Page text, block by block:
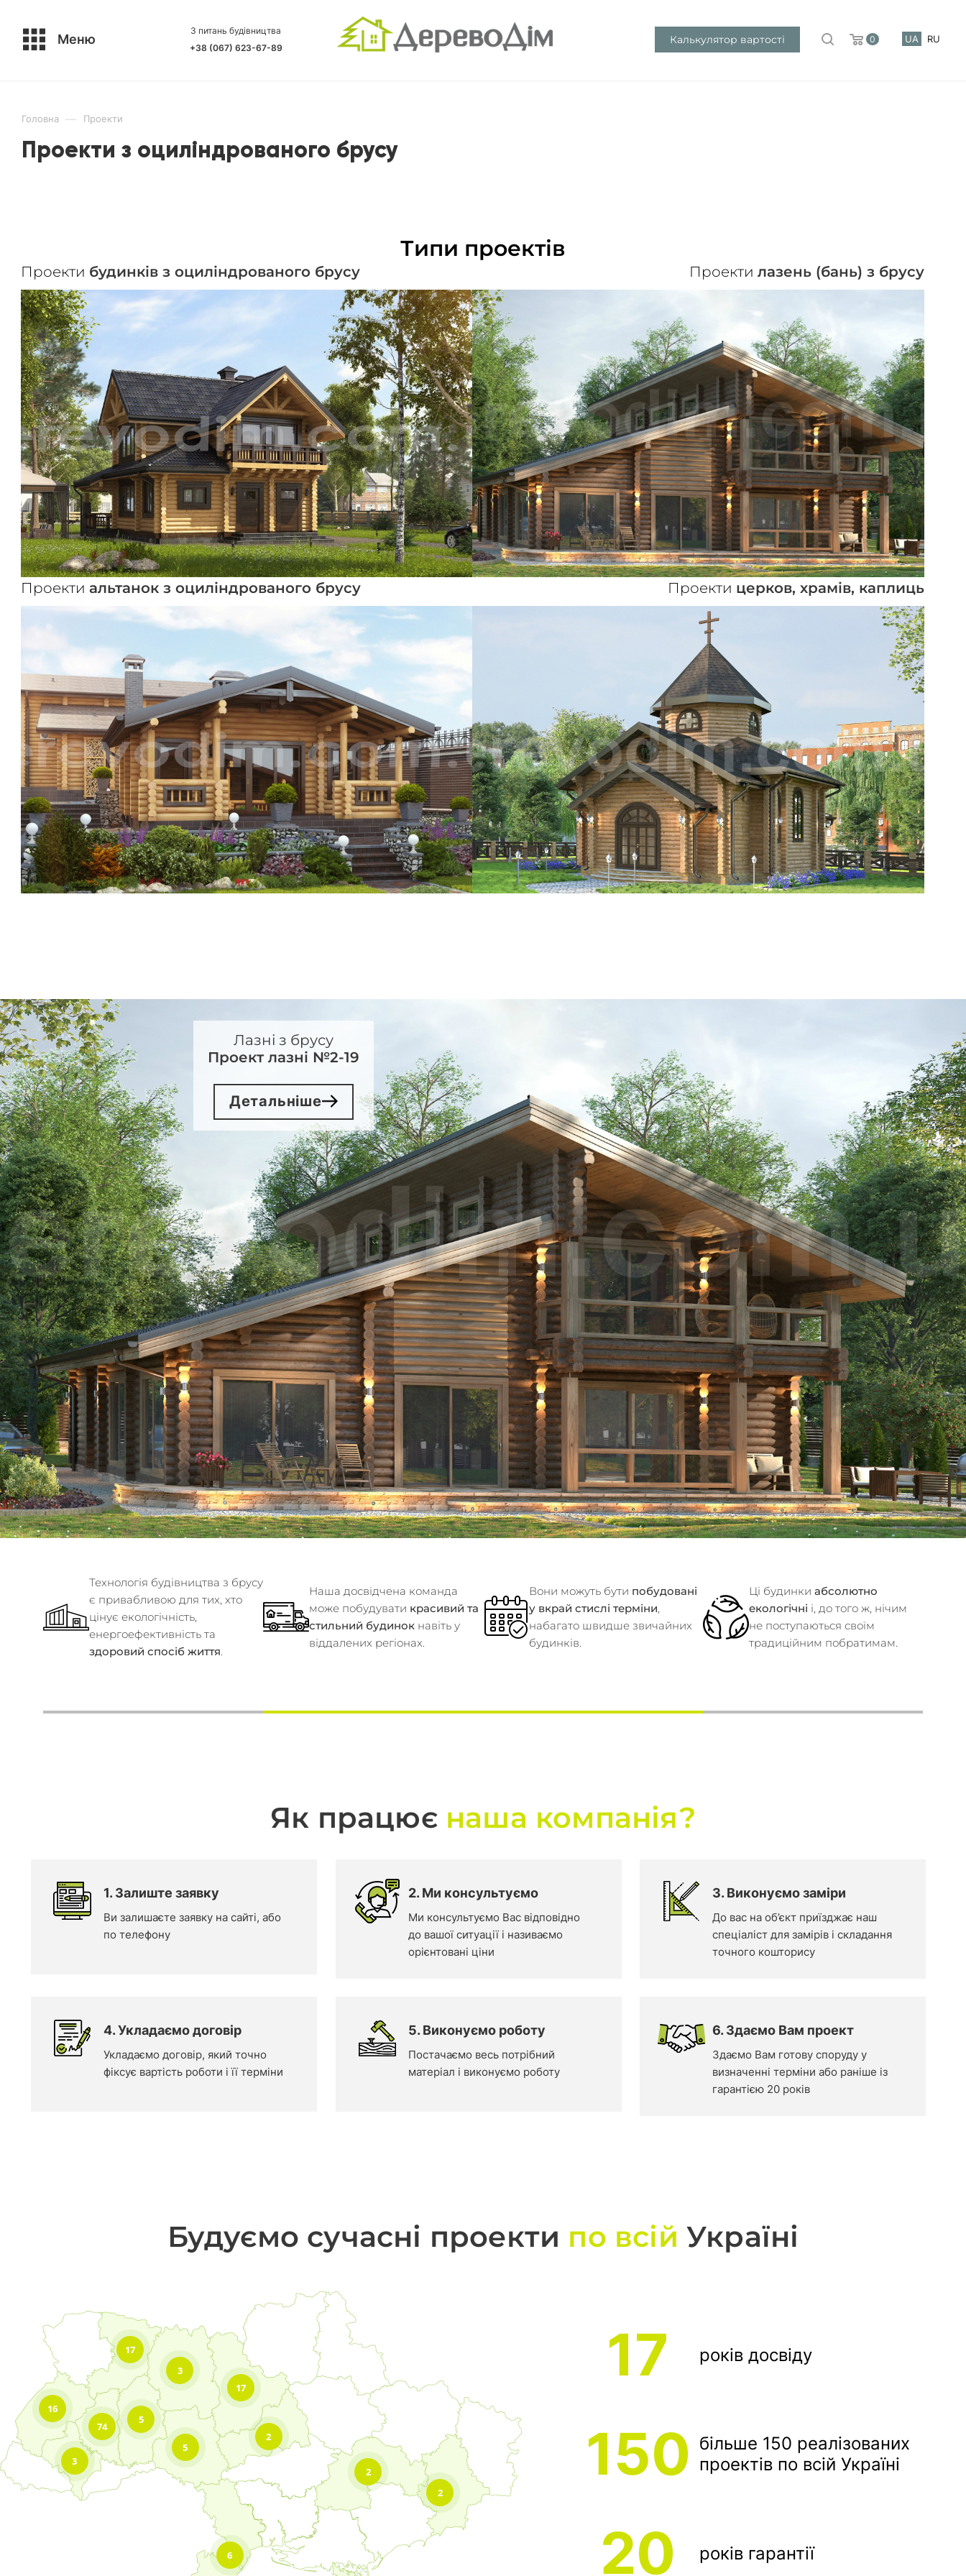
Меню
З питань будівництва
+38 (067) 623-67-89
UA RU
0
Калькулятор вартості
Головна — Проекти
Проекти з оциліндрованого брусу
Типи проектів
Проекти будинків з оциліндрованого брусу
ПЕРЕГЛЯНУТИ
Проектилазень (бань) з брусу
ПЕРЕГЛЯНУТИ
Проекти альтанок з оциліндрованого брусу
ПЕРЕГЛЯНУТИ
Проекти церков, храмів, каплиць
ПЕРЕГЛЯНУТИ
Лазні з брусу
Проект лазні №2-19
Детальніше
Технологія будівництва з брусу
є привабливою для тих, хто
цінує екологічність,
енергоефективність та
здоровий спосіб життя.
Наша досвідчена команда
може побудувати красивий та
стильний будинок навіть у
віддалених регіонах.
Вони можуть бути побудовані
у вкрай стислі терміни,
набагато швидше звичайних
будинків.
Ці будинки абсолютно
екологічні і, до того ж, нічим
не поступаються своїм
традиційним побратимам.
Як працює наша компанія?
1. Залиште заявку
Ви залишаєте заявку на сайті, або
по телефону
2. Ми консультуємо
Ми консультуємо Вас відповідно
до вашої ситуації і називаємо
орієнтовані ціни
3. Виконуємо заміри
До вас на об’єкт приїзджає наш
спеціаліст для замірів і складання
точного кошторису
4. Укладаємо договір
Укладаємо договір, який точно
фіксує вартість роботи і її терміни
5. Виконуємо роботу
Постачаємо весь потрібний
матеріал і виконуємо роботу
6. Здаємо Вам проект
Здаємо Вам готову споруду у
визначенні терміни або раніше із
гарантією 20 років
Будуємо сучасні проекти по всій Україні
2
5
5
3
2
6
2
3
17
17
16
74
17 років досвіду
150 більше 150 реалізованих
проектів по всій Україні
20 років гарантії